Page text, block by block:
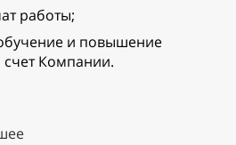
работы;
и повышение
счет Компании.